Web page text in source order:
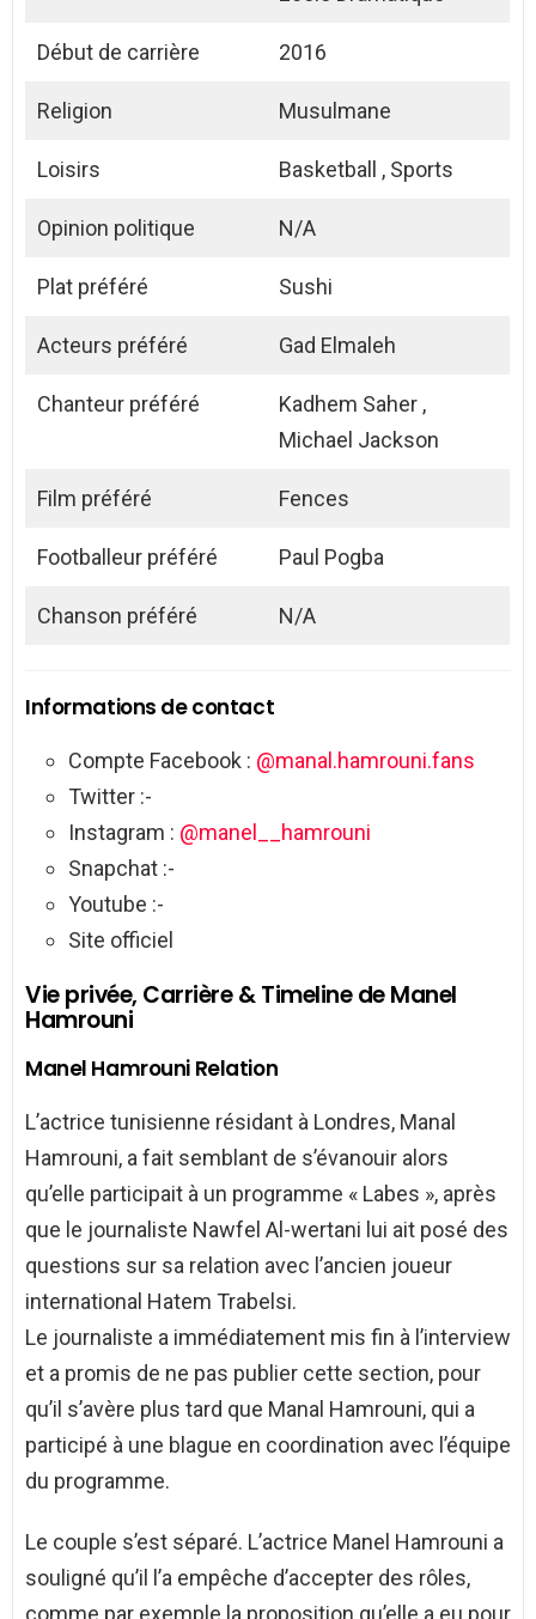
Début de carrière 2016
Religion Musulmane
Loisirs Basketball , Sports
Opinion politique N/A
Plat préféré Sushi
Acteurs préféré Gad Elmaleh
Chanteur préféré
Kadhem Saher ,
Michael Jackson
Film préféré Fences
Footballeur préféré Paul Pogba
Chanson préféré N/A
Informations de contact
Compte Facebook : @manal.hamrouni.fans
Twitter :-
Instagram : @manel__hamrouni
Snapchat :-
Youtube :-
Site officiel
Vie privée, Carrière & Timeline de Manel
Hamrouni
Manel Hamrouni Relation
L’actrice tunisienne résidant à Londres, Manal
Hamrouni, a fait semblant de s’évanouir alors
qu’elle participait à un programme « Labes », après
que le journaliste Nawfel Al-wertani lui ait posé des
questions sur sa relation avec l’ancien joueur
international Hatem Trabelsi.
Le journaliste a immédiatement mis fin à l’interview
et a promis de ne pas publier cette section, pour
qu’il s’avère plus tard que Manal Hamrouni, qui a
participé à une blague en coordination avec l’équipe
du programme.
Le couple s’est séparé. L’actrice Manel Hamrouni a
souligné qu’il l’a empêche d’accepter des rôles,
comme par exemple la proposition qu’elle a eu pour